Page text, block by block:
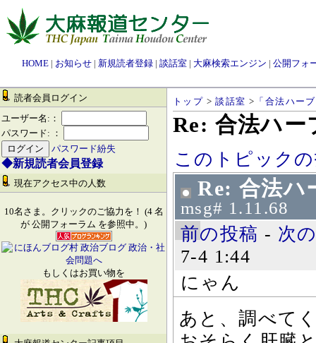
HOME | お知らせ | 新規読者登録 | 談話室 | 大麻検索エンジン | 公開フォ
読者会員ログイン
ユーザー名:：
パスワード: ：
パスワード紛失
◆新規読者会員登録
現在アクセス中の人数
10名さま。クリックのご協力を！ (4 名
が 公開フォーラム を参照中。)
もしくはお買い物を
トップ >談話室 > 「合法ハー
Re: 合法ハー
このトピック
Re: 合法ハ
msg# 1.11.68
前の投稿 - 次
7-4 1:44
にゃん
あと、調べて